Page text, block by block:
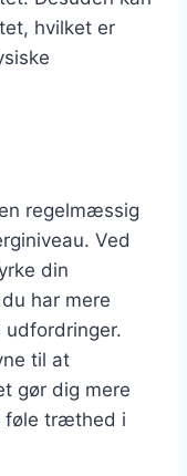
hvilket er
regelmæssig
Ved
din
har mere
udfordringer.
til at
gør dig mere
føle træthed i